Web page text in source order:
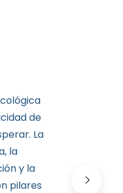
de
La
la
y la
pilares